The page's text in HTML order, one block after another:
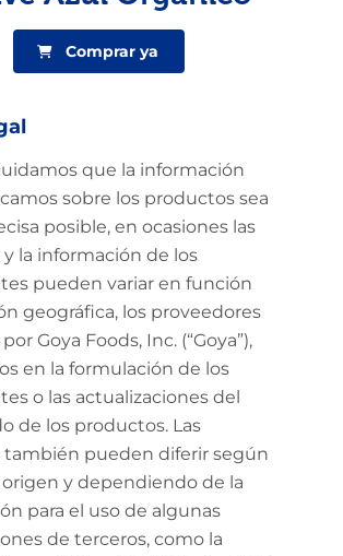
Comprar ya
que la información
sobre los productos sea
posible, en ocasiones las
la información de los
pueden variar en función
geográfica, los proveedores
Goya Foods, Inc. (“Goya”),
en la formulación de los
o las actualizaciones del
de los productos. Las
pueden diferir según
origen y dependiendo de la
para el uso de algunas
de terceros, como la